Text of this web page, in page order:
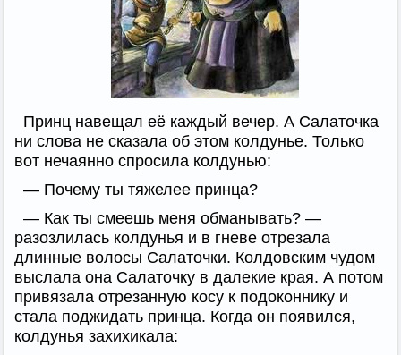
Принц навещал её каждый вечер. А Салаточка
ни слова не сказала об этом колдунье. Только
вот нечаянно спросила колдунью:
— Почему ты тяжелее принца?
— Как ты смеешь меня обманывать? —
разозлилась колдунья и в гневе отрезала
длинные волосы Салаточки. Колдовским чудом
выслала она Салаточку в далекие края. А потом
привязала отрезанную косу к подоконнику и
стала поджидать принца. Когда он появился,
колдунья захихикала: